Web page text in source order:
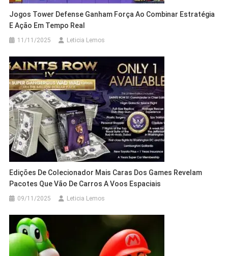
Jogos Tower Defense Ganham Força Ao Combinar Estratégia
E Ação Em Tempo Real
11/11/2025 Leticia Lemos
Edições De Colecionador Mais Caras Dos Games Revelam
Pacotes Que Vão De Carros A Voos Espaciais
09/11/2025 Leticia Lemos